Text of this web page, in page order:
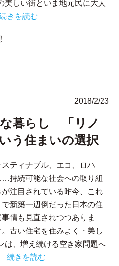
美しい街といま地元民に大人
きを読む
2018/2/23
暮らし 「リノ
う住まいの選択
スティナブル、エコ、ロハ
…持続可能な社会への取り組
が注目されている昨今、これ
で新築一辺倒だった日本の住
事情も見直されつつありま
。古い住宅を住みよく・美し
は、増え続ける空き家問題へ
続きを読む